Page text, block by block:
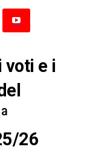
voti e i
26